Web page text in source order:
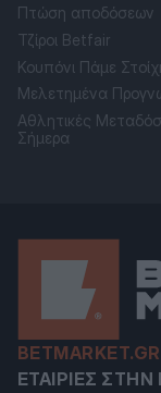
Πτώση αποδόσεων
Τζίροι Betfair
Κουπόνι Πάμε
Μελετημένα
Αθλητικές
Σήμερα
BETMARKET.GR
ΕΤΑΙΡΊΕΣ